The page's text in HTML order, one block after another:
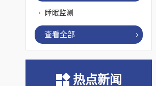
睡眠监测
查看全部
热点新闻